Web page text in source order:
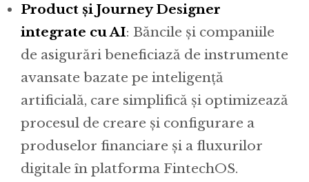
Product și Journey Designer
integrate cu AI: Băncile și companiile
de asigurări beneficiază de instrumente
avansate bazate pe inteligență
artificială, care simplifică și optimizează
procesul de creare și configurare a
produselor financiare și a fluxurilor
digitale în platforma FintechOS.